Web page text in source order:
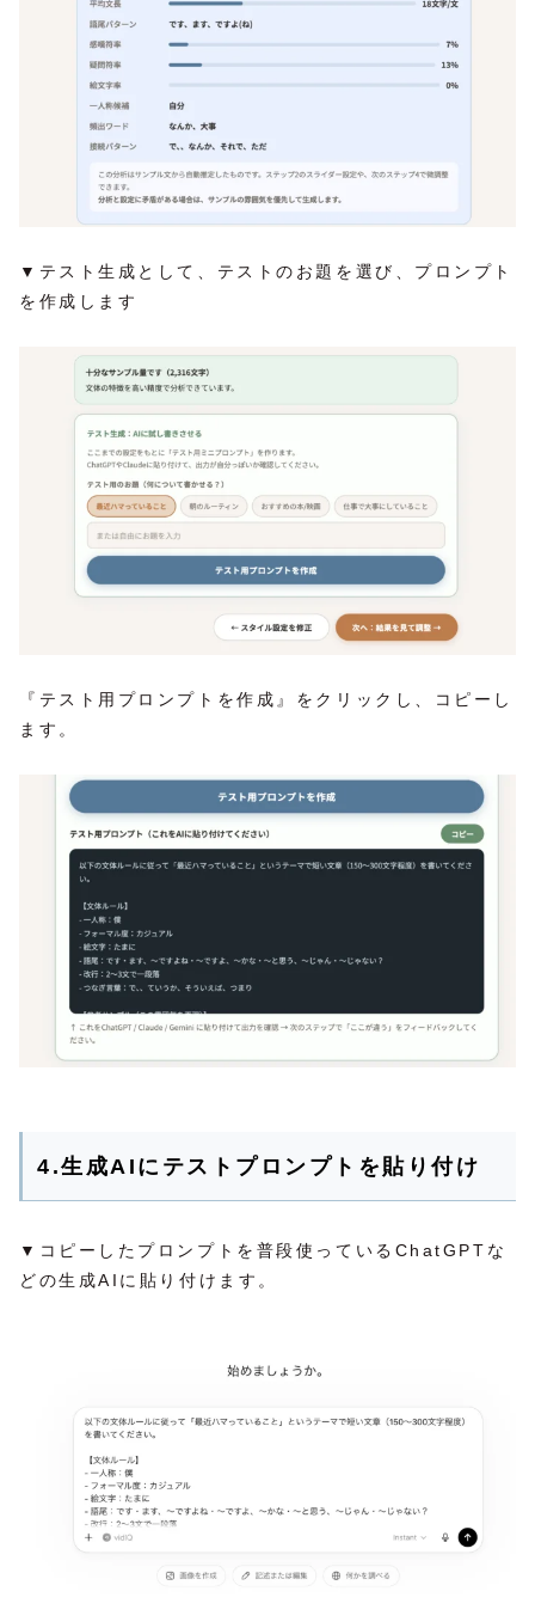
▼テスト生成として、テストのお題を選び、プロンプト
を作成します
『テスト用プロンプトを作成』をクリックし、コピーし
ます。
4.生成AIにテストプロンプトを貼り付け
▼コピーしたプロンプトを普段使っているChatGPTな
どの生成AIに貼り付けます。